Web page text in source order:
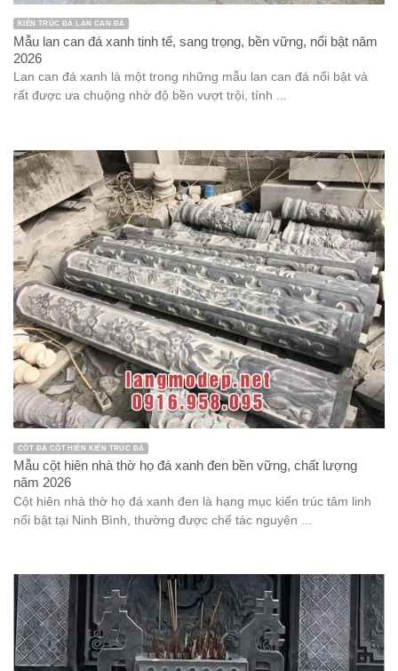
KIẾN TRÚC ĐÁ LAN CAN ĐÁ
Mẫu lan can đá xanh tinh tế, sang trọng, bền vững, nổi bật năm
2026
Lan can đá xanh là một trong những mẫu lan can đá nổi bật và
rất được ưa chuộng nhờ độ bền vượt trội, tính ...
CỘT ĐÁ CỘT HIÊN KIẾN TRÚC ĐÁ
Mẫu cột hiên nhà thờ họ đá xanh đen bền vững, chất lượng
năm 2026
Cột hiên nhà thờ họ đá xanh đen là hạng mục kiến trúc tâm linh
nổi bật tại Ninh Bình, thường được chế tác nguyên ...